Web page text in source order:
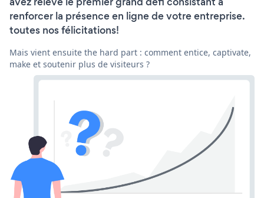
renforcer la présence en ligne de votre entreprise.
toutes nos félicitations!
Mais vient ensuite the hard part : comment entice, captivate,
make et soutenir plus de visiteurs ?